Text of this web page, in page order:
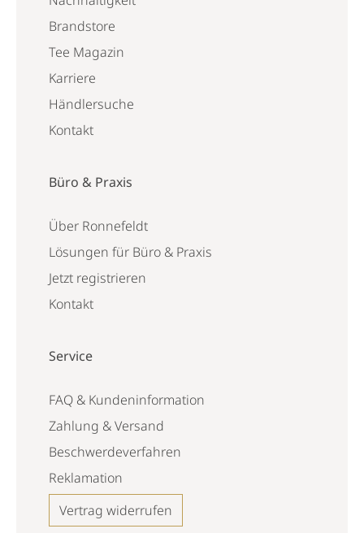
Brandstore
Tee Magazin
Karriere
Händlersuche
Kontakt
Büro & Praxis
Über Ronnefeldt
Lösungen für Büro & Praxis
Jetzt registrieren
Kontakt
Service
FAQ & Kundeninformation
Zahlung & Versand
Beschwerdeverfahren
Reklamation
Vertrag widerrufen